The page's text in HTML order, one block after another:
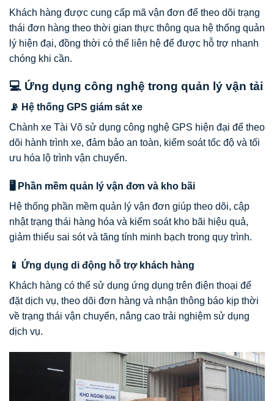
Khách hàng được cung cấp mã vận đơn để theo dõi trạng
thái đơn hàng theo thời gian thực thông qua hệ thống quản
lý hiện đại, đồng thời có thể liên hệ để được hỗ trợ nhanh
chóng khi cần.
💻 Ứng dụng công nghệ trong quản lý vận tải
📡 Hệ thống GPS giám sát xe
Chành xe Tài Võ sử dụng công nghệ GPS hiện đại để theo
dõi hành trình xe, đảm bảo an toàn, kiểm soát tốc độ và tối
ưu hóa lộ trình vận chuyển.
🖥️ Phần mềm quản lý vận đơn và kho bãi
Hệ thống phần mềm quản lý vận đơn giúp theo dõi, cập
nhật trạng thái hàng hóa và kiểm soát kho bãi hiệu quả,
giảm thiểu sai sót và tăng tính minh bạch trong quy trình.
📱 Ứng dụng di động hỗ trợ khách hàng
Khách hàng có thể sử dụng ứng dụng trên điện thoại để
đặt dịch vụ, theo dõi đơn hàng và nhận thông báo kịp thời
về trạng thái vận chuyển, nâng cao trải nghiệm sử dụng
dịch vụ.